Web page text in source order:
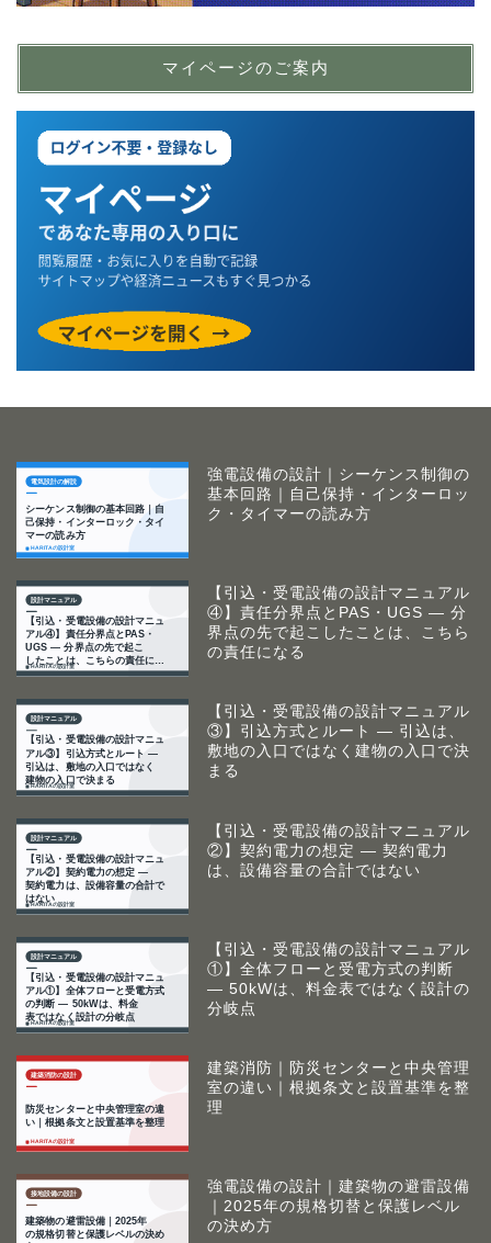
マイページのご案内
強電設備の設計｜シーケンス制御の
基本回路｜自己保持・インターロッ
ク・タイマーの読み方
【引込・受電設備の設計マニュアル
④】責任分界点とPAS・UGS ― 分
界点の先で起こしたことは、こちら
の責任になる
【引込・受電設備の設計マニュアル
③】引込方式とルート ― 引込は、
敷地の入口ではなく建物の入口で決
まる
【引込・受電設備の設計マニュアル
②】契約電力の想定 ― 契約電力
は、設備容量の合計ではない
【引込・受電設備の設計マニュアル
①】全体フローと受電方式の判断
― 50kWは、料金表ではなく設計の
分岐点
建築消防｜防災センターと中央管理
室の違い｜根拠条文と設置基準を整
理
強電設備の設計｜建築物の避雷設備
｜2025年の規格切替と保護レベル
の決め方